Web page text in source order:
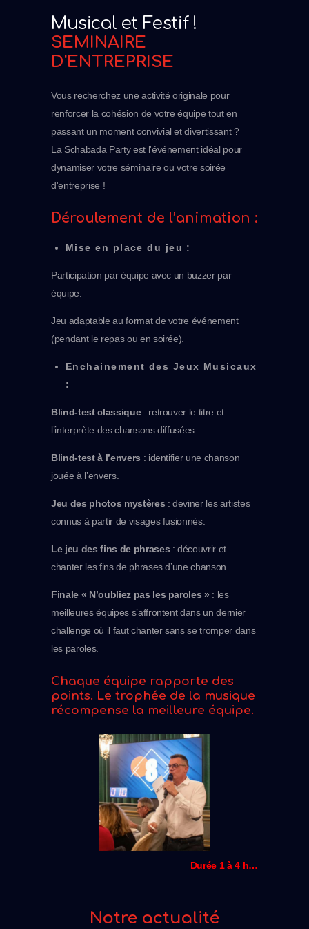
Musical et Festif !
SEMINAIRE
D'ENTREPRISE
Vous recherchez une activité originale pour
renforcer la cohésion de votre équipe tout en
passant un moment convivial et divertissant ?
La Schabada Party est l'événement idéal pour
dynamiser votre séminaire ou votre soirée
d'entreprise !
Déroulement de l’animation :
Mise en place du jeu :
Participation par équipe avec un buzzer par
équipe.
Jeu adaptable au format de votre événement
(pendant le repas ou en soirée).
Enchainement des Jeux Musicaux
:
Blind-test classique: retrouver le titre et
l’interprète des chansons diffusées.
Blind-test à l’envers : identifier une chanson
jouée à l’envers.
Jeu des photos mystères : deviner les artistes
connus à partir de visages fusionnés.
Le jeu des fins de phrases : découvrir et
chanter les fins de phrases d’une chanson.
Finale « N’oubliez pas les paroles » : les
meilleures équipes s’affrontent dans un dernier
challenge où il faut chanter sans se tromper dans
les paroles.
Chaque équipe rapporte des
points. Le trophée de la musique
récompense la meilleure équipe.
Durée 1 à 4 h…
Notre actualité